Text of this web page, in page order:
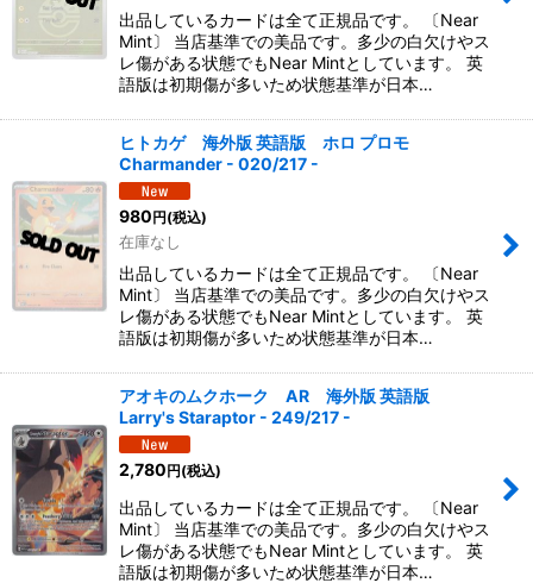
出品しているカードは全て正規品です。 〔Near
Mint〕 当店基準での美品です。多少の白欠けやス
レ傷がある状態でもNear Mintとしています。 英
語版は初期傷が多いため状態基準が日本…
ヒトカゲ 海外版 英語版 ホロ プロモ
Charmander - 020/217 -
980円(税込)
在庫なし
出品しているカードは全て正規品です。 〔Near
Mint〕 当店基準での美品です。多少の白欠けやス
レ傷がある状態でもNear Mintとしています。 英
語版は初期傷が多いため状態基準が日本…
アオキのムクホーク AR 海外版 英語版
Larry's Staraptor - 249/217 -
2,780円(税込)
出品しているカードは全て正規品です。 〔Near
Mint〕 当店基準での美品です。多少の白欠けやス
レ傷がある状態でもNear Mintとしています。 英
語版は初期傷が多いため状態基準が日本…